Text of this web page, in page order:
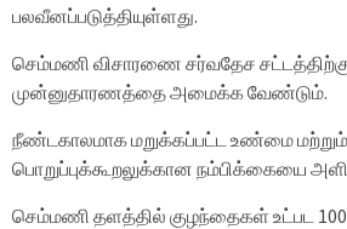
பலவீனப்படுத்தியுள்ளது.
செம்மணி விசாரணை சர்வதேச
முன்னுதாரணத்தை அமைக்க வேண்டும்.
நீண்டகாலமாக மறுக்கப்பட்ட உண்மை மற்றும்
பொறுப்புக்கூறலுக்கான நம்பிக்கையை
செம்மணி தளத்தில் குழந்தைகள் உட்பட 100